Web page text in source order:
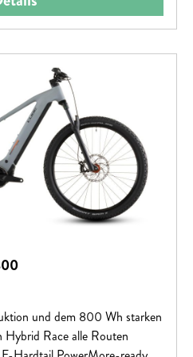
und dem 800 Wh starken
Race alle Routen